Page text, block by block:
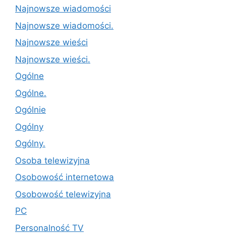
Najnowsze wiadomości
Najnowsze wiadomości.
Najnowsze wieści
Najnowsze wieści.
Ogólne
Ogólne.
Ogólnie
Ogólny
Ogólny.
Osoba telewizyjna
Osobowość internetowa
Osobowość telewizyjna
PC
Personalność TV